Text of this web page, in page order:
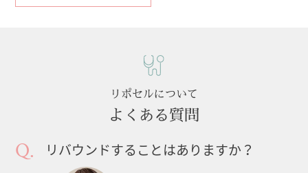
リポセルについて
よくある質問
リバウンドすることはありますか？